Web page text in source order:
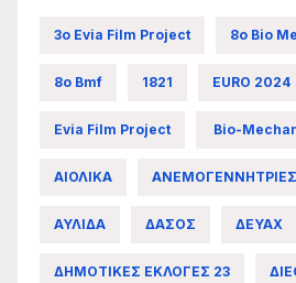
3ο Evia Film Project 8ο Bio
8ο Bmf 1821 EURO 2024
Evia Film Project Bio-
ΑΙΟΛΙΚΑ ΑΝΕΜΟΓΕΝΝΗΤΡΙΕΣ
ΑΥΛΙΔΑ ΔΑΣΟΣ ΔΕΥΑΧ
ΔΗΜΟΤΙΚΕΣ ΕΚΛΟΓΕΣ 23